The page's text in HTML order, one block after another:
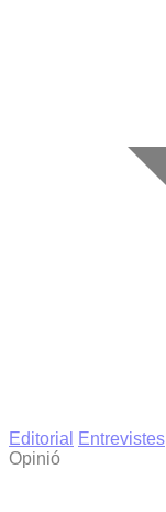
Editorial
Entrevistes
Opinió